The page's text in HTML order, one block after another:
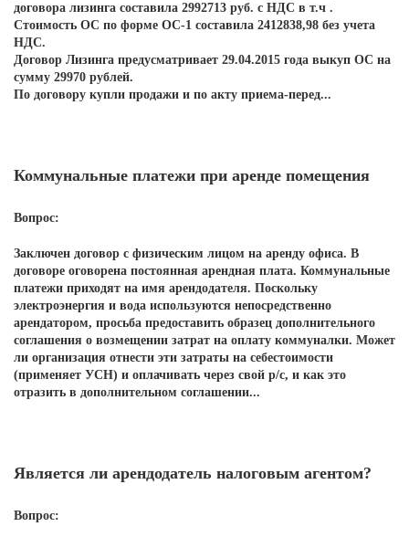
договора лизинга составила 2992713 руб. с НДС в т.ч .
Стоимость ОС по форме ОС-1 составила 2412838,98 без учета
НДС.
Договор Лизинга предусматривает 29.04.2015 года выкуп ОС на
сумму 29970 рублей.
По договору купли продажи и по акту приема-перед...
Коммунальные платежи при аренде помещения
Вопрос:
Заключен договор с физическим лицом на аренду офиса. В
договоре оговорена постоянная арендная плата. Коммунальные
платежи приходят на имя арендодателя. Поскольку
электроэнергия и вода используются непосредственно
арендатором, просьба предоставить образец дополнительного
соглашения о возмещении затрат на оплату коммуналки. Может
ли организация отнести эти затраты на себестоимости
(применяет УСН) и оплачивать через свой р/с, и как это
отразить в дополнительном соглашении...
Является ли арендодатель налоговым агентом?
Вопрос: